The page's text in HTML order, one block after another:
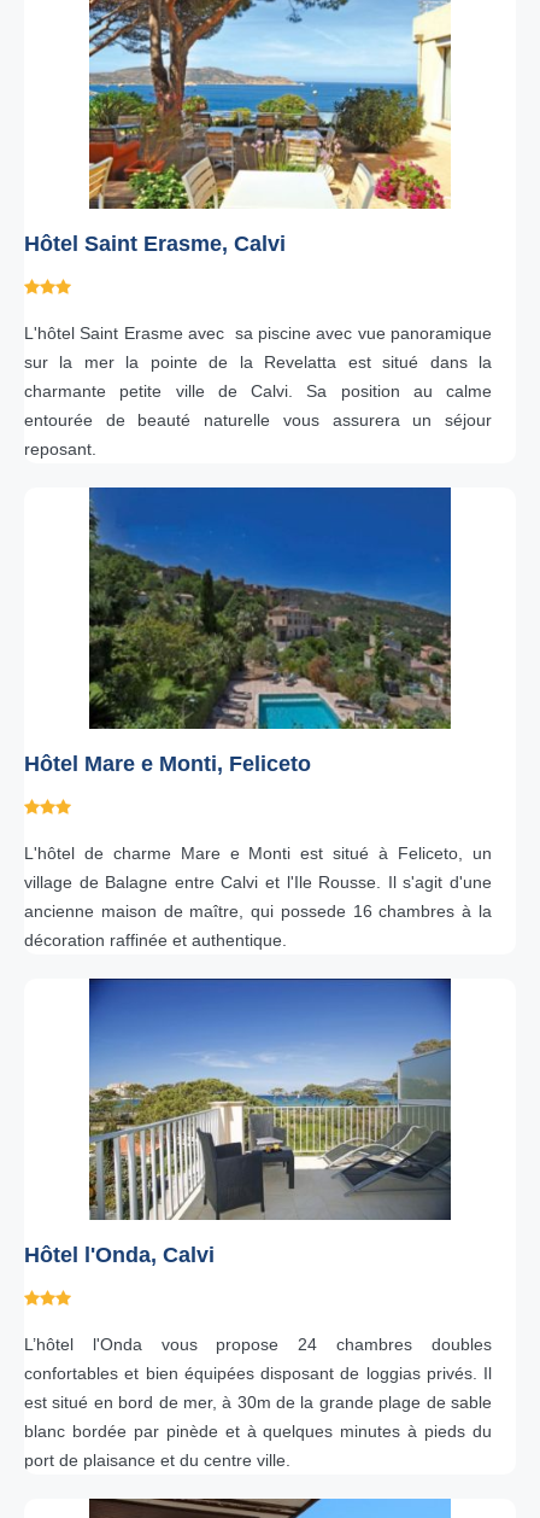
Hôtel Saint Erasme, Calvi
L'hôtel Saint Erasme avec sa piscine avec vue panoramique
sur la mer la pointe de la Revelatta est situé dans la
charmante petite ville de Calvi. Sa position au calme
entourée de beauté naturelle vous assurera un séjour
reposant.
Hôtel Mare e Monti, Feliceto
L'hôtel de charme Mare e Monti est situé à Feliceto, un
village de Balagne entre Calvi et l'Ile Rousse. Il s'agit d'une
ancienne maison de maître, qui possede 16 chambres à la
décoration raffinée et authentique.
Hôtel l'Onda, Calvi
L’hôtel l'Onda vous propose 24 chambres doubles
confortables et bien équipées disposant de loggias privés. Il
est situé en bord de mer, à 30m de la grande plage de sable
blanc bordée par pinède et à quelques minutes à pieds du
port de plaisance et du centre ville.